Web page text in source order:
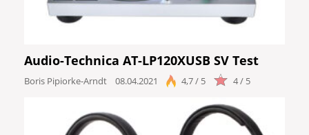
Audio-Technica AT-LP120XUSB SV Test
Boris Pipiorke-Arndt 08.04.2021 4,7 / 5 4 / 5